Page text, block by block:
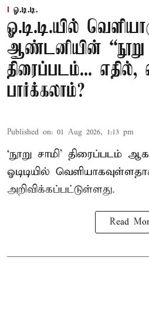
ஓ.டி.டி.
ஓ.டி.டி.யில்
ஆண்டனியின் “நூறு
திரைப்படம்... எதில்,
பார்க்கலாம்?
Published on: 01 Aug 2026, 1:13 pm
‘நூறு சாமி’ திரைப்படம்
ஓடிடியில்
அறிவிக்கப்பட்டுள்ளது.
Read